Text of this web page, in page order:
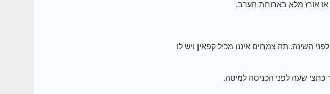
אורז מלא בארוחת הערב.
השינה. תה צמחים איננו מכיל קפאין ויש לו
שעה לפני הכניסה למיטה.